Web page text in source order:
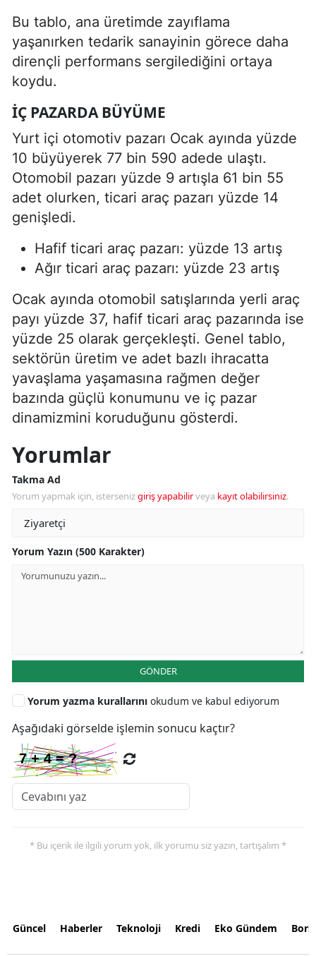
Bu tablo, ana üretimde zayıflama
yaşanırken tedarik sanayinin görece daha
dirençli performans sergilediğini ortaya
koydu.
İÇ PAZARDA BÜYÜME
Yurt içi otomotiv pazarı Ocak ayında yüzde
10 büyüyerek 77 bin 590 adede ulaştı.
Otomobil pazarı yüzde 9 artışla 61 bin 55
adet olurken, ticari araç pazarı yüzde 14
genişledi.
Hafif ticari araç pazarı: yüzde 13 artış
Ağır ticari araç pazarı: yüzde 23 artış
Ocak ayında otomobil satışlarında yerli araç
payı yüzde 37, hafif ticari araç pazarında ise
yüzde 25 olarak gerçekleşti. Genel tablo,
sektörün üretim ve adet bazlı ihracatta
yavaşlama yaşamasına rağmen değer
bazında güçlü konumunu ve iç pazar
dinamizmini koruduğunu gösterdi.
Yorumlar
Takma Ad
Yorum yapmak için, istersenizgiriş yapabilirveya kayıt olabilirsiniz.
Yorum Yazın (500 Karakter)
GÖNDER
Yorum yazma kurallarını okudum ve kabul ediyorum
Aşağıdaki görselde işlemin sonucu kaçtır?
* Bu içerik ile ilgili yorum yok, ilk yorumu siz yazın, tartışalım *
Güncel Haberler Teknoloji Kredi Eko Gündem